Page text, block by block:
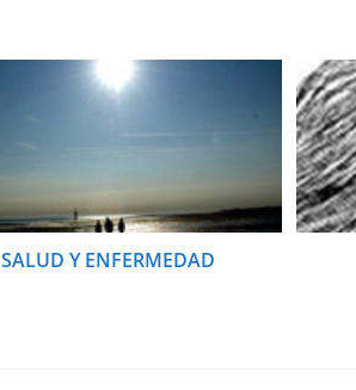
SALUD Y ENFERMEDAD